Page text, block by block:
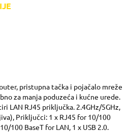
pristupna tačka i pojačalo mreže
za manja poduzeća i kućne urede.
LAN RJ45 priključka. 2.4GHz/5GHz,
Priključci: 1 x RJ45 for 10/100
100 BaseT for LAN, 1 x USB 2.0.